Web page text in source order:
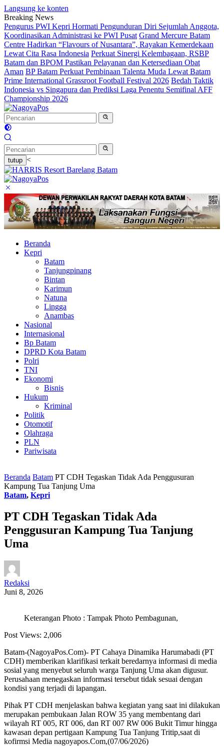
Langsung ke konten
Breaking News
Pengurus PWI Kepri Hormati Pengunduran Diri Sejumlah Anggota,
Koordinasikan Administrasi ke PWI Pusat Grand Mercure Batam
Centre Hadirkan “Flavours of Nusantara”, Rayakan Kemerdekaan
Lewat Cita Rasa Indonesia Perkuat Sinergi Kelembagaan, RSBP
Batam dan BPOM Pastikan Pelayanan dan Ketersediaan Obat
Aman BP Batam Perkuat Pembinaan Talenta Muda Lewat Batam
Prime International Grassroot Football Festival 2026 Bedah Taktik
Indonesia vs Singapura dan Prediksi Laga Penentu Semifinal AFF
Championship 2026
tutup <
Beranda
Kepri
Batam
Tanjungpinang
Bintan
Karimun
Natuna
Lingga
Anambas
Nasional
Internasional
Bp Batam
DPRD Kota Batam
Polri
TNI
Ekonomi
Bisnis
Hukum
Kriminal
Politik
Otomotif
Olahraga
PLN
Pariwisata
Beranda Batam PT CDH Tegaskan Tidak Ada Penggusuran
Kampung Tua Tanjung Uma
Batam, Kepri
PT CDH Tegaskan Tidak Ada
Penggusuran Kampung Tua Tanjung
Uma
Redaksi
Juni 8, 2026
Keterangan Photo : Tampak Photo Pembagunan,
Post Views: 2,006
Batam-(NagoyaPos.Com)- PT Cahaya Dinamika Harumabadi (PT
CDH) memberikan klarifikasi terkait beredarnya informasi di media
sosial yang menyebut seluruh warga Tanjung Uma akan digusur.
Perusahaan menegaskan informasi tersebut tidak sesuai dengan
kondisi yang terjadi di lapangan.
Pihak PT CDH menjelaskan bahwa kegiatan yang saat ini dilakukan
merupakan pembukaan Jalan ROW 35 yang membentang dari
wilayah RT 005, RT 006, dan RT 007 RW 006 Bukit Timur hingga
kawasan depan pertigaan Kampung Tua Tanjung Tritip,saat di
kofirmsi Media nagoyapos.Com,(07/06/2026)